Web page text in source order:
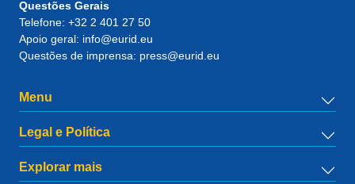
Questões Gerais
Telefone: +32 2 401 27 50
Apoio geral: info@eurid.eu
Questões de imprensa: press@eurid.eu
Menu
Legal e Política
Explorar mais